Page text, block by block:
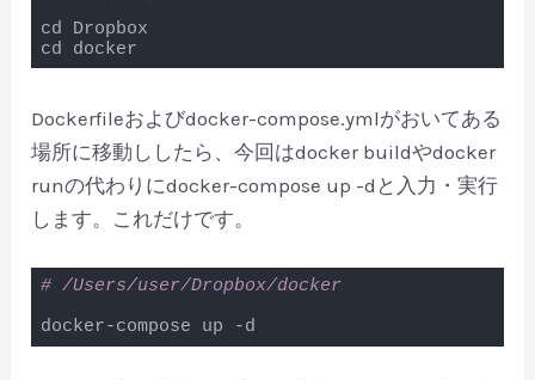
cd Dropbox
cd docker
Dockerfileおよびdocker-compose.ymlがおいてある
場所に移動ししたら、今回はdocker buildやdocker
runの代わりにdocker-compose up -dと入力・実行
します。これだけです。
# /Users/user/Dropbox/docker
docker-compose up -d